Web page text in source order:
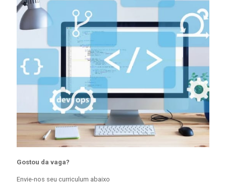
Gostou da vaga?
Envie-nos seu curriculum abaixo